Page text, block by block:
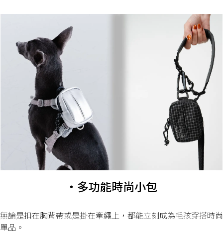
・多功能時尚小包
無論是扣在胸背帶或是掛在牽繩上，都能立刻成為毛孩穿搭時尚
單品。